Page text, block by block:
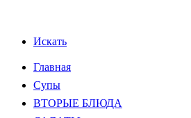
Искать
Главная
Супы
ВТОРЫЕ БЛЮДА